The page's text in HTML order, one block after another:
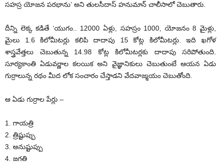
సహస్ర యోజన పరభాను’ అని తులసీదాస్‌ హనుమాన్‌ చాలీసాలో చెబుతారు.
దీన్ని లెక్క కడితే ‘యుగం.. 12000 ఏళ్లు, సహస్రం 1000, యోజనం 8 మైళ్లు,
మైలు 1.6 కిలోమీటర్లు కలిపి దాదాపు 15 కోట్ల కిలోమీటర్లు. ఇది ఖగోళ
శాస్త్రవేత్తలు చెబుతున్న 14.98 కోట్ల కిలోమీటర్లకు దాదాపు సరిపోతుంది.
సూర్యకాంతి ఏడువర్ణాల కలయిక అని వైజ్ఞానికులు చెబుతుంటే ఆయన ఏడు
గుర్రాలున్న రథం మీద లోక సంచారం చేస్తాడని వేదవాజ్మయం చెబుతోంది.
ఆ ఏడు గుర్రాల పేర్లు –
1. గాయత్రి
2. త్రిష్టుప్పు
3. అనుష్టుప్పు
4. జగతి